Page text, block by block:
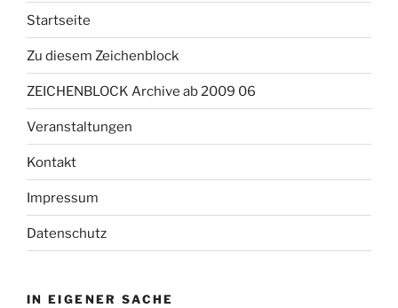
Startseite
Zu diesem Zeichenblock
ZEICHENBLOCK Archive ab 2009 06
Veranstaltungen
Kontakt
Impressum
Datenschutz
IN EIGENER SACHE